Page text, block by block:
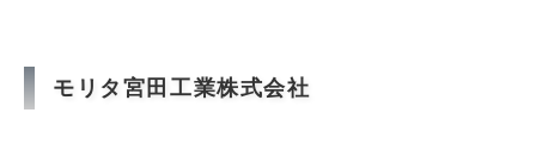
モリタ宮田工業株式会社